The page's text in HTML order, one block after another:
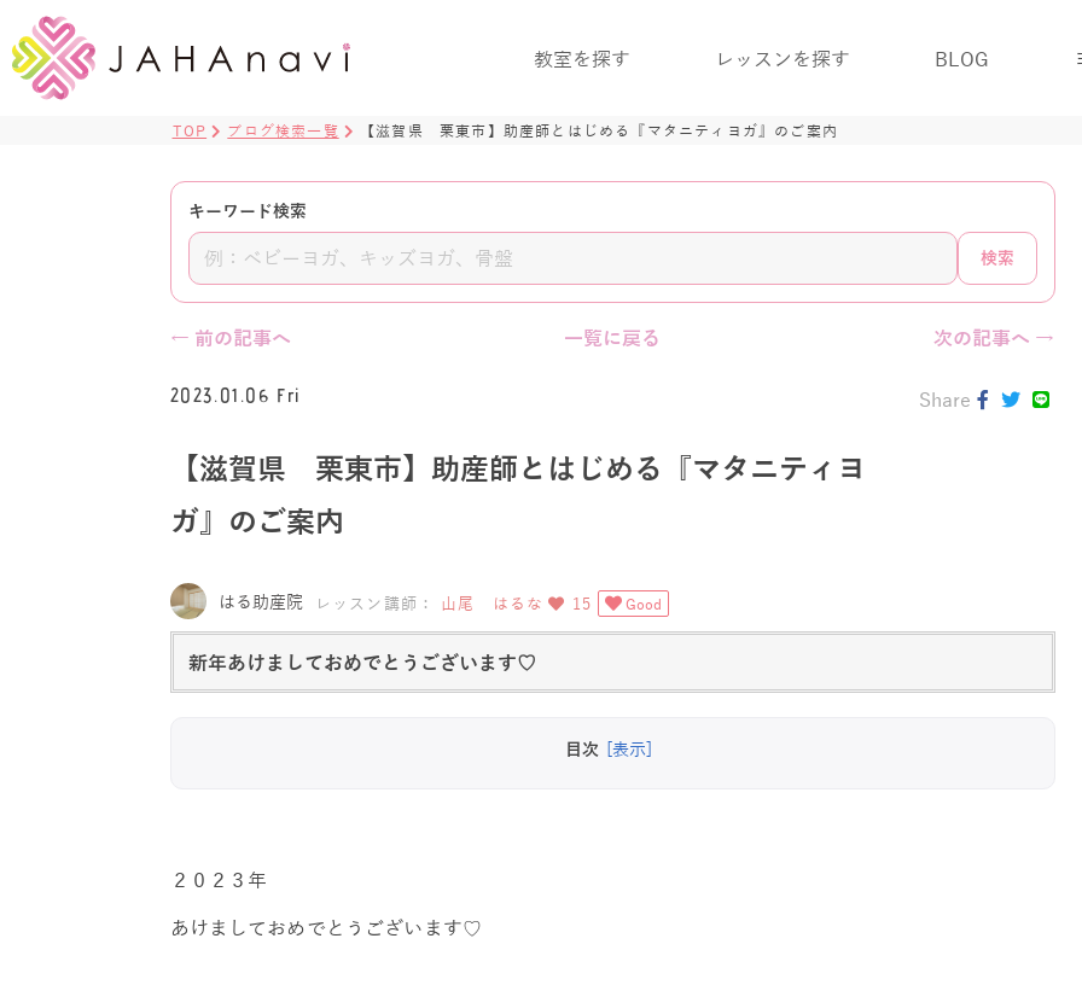
教室を探す レッスンを探す BLOG
TOP ブログ検索一覧 【滋賀県 栗東市】助産師とはじめる『マタニティヨガ』のご案内
キーワード検索
検索
← 前の記事へ 一覧に戻る 次の記事へ →
2023.01.06 Fri
【滋賀県 栗東市】助産師とはじめる『マタニティヨ
ガ』のご案内
はる助産院 レッスン講師： 山尾 はるな 15 Good
Share
新年あけましておめでとうございます♡
目次 [表示]
２０２３年
あけましておめでとうございます♡